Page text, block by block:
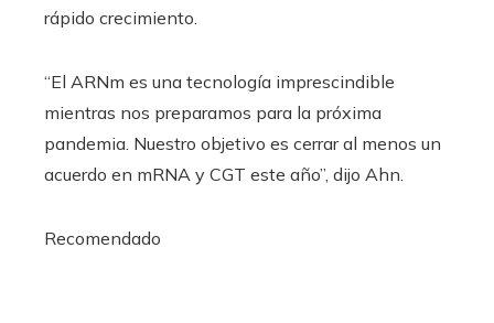
rápido crecimiento.
“El ARNm es una tecnología imprescindible
mientras nos preparamos para la próxima
pandemia. Nuestro objetivo es cerrar al menos un
acuerdo en mRNA y CGT este año”, dijo Ahn.
Recomendado